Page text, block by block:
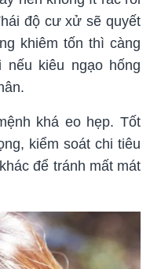
độ cư xử sẽ quyết
khiêm tốn thì càng
kiêu ngạo hống
khá eo hẹp. Tốt
kiểm soát chi tiêu
để tránh mất mát